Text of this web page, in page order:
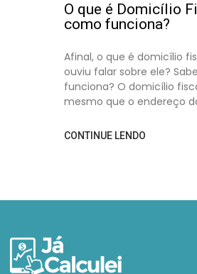
O que é Domicílio
como funciona?
Afinal, o que é domicílio
ouviu falar sobre ele?
funciona? O domicílio
mesmo que o endereço
CONTINUE LENDO